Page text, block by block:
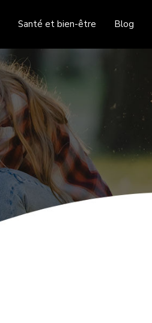
Santé et bien-être Blog